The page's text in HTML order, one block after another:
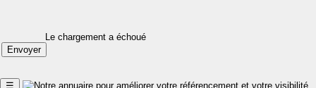
Le chargement a échoué
☰